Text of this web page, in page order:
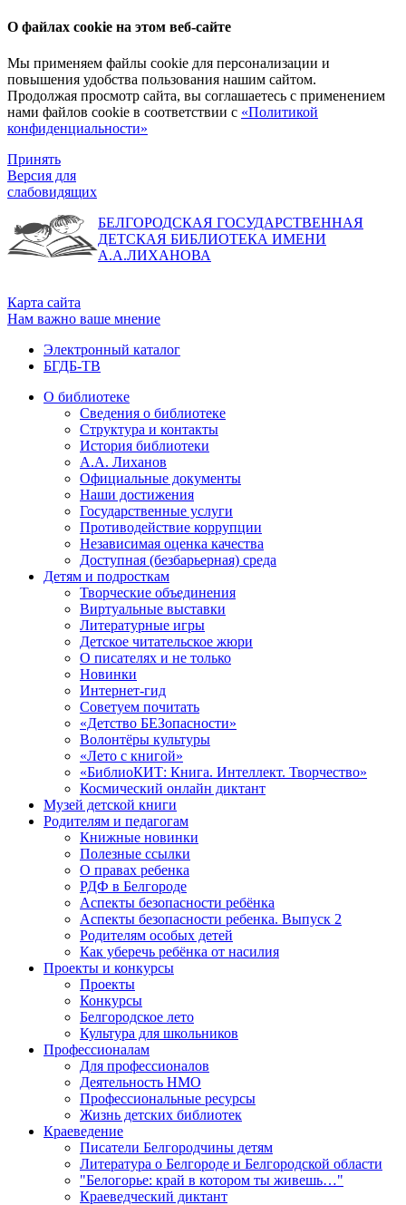
О файлах cookie на этом веб-сайте
Мы применяем файлы cookie для персонализации и
повышения удобства пользования нашим сайтом.
Продолжая просмотр сайта, вы соглашаетесь с применением
нами файлов cookie в соответствии с «Политикой
конфиденциальности»
Принять
Версия для
слабовидящих
БЕЛГОРОДСКАЯ ГОСУДАРСТВЕННАЯ
ДЕТСКАЯ БИБЛИОТЕКА ИМЕНИ
А.А.ЛИХАНОВА
Карта сайта
Нам важно ваше мнение
Электронный каталог
БГДБ-ТВ
О библиотеке
Сведения о библиотеке
Структура и контакты
История библиотеки
А.А. Лиханов
Официальные документы
Наши достижения
Государственные услуги
Противодействие коррупции
Независимая оценка качества
Доступная (безбарьерная) среда
Детям и подросткам
Творческие объединения
Виртуальные выставки
Литературные игры
Детское читательское жюри
О писателях и не только
Новинки
Интернет-гид
Советуем почитать
«Детство БЕЗопасности»
Волонтёры культуры
«Лето с книгой»
«БиблиоКИТ: Книга. Интеллект. Творчество»
Космический онлайн диктант
Музей детской книги
Родителям и педагогам
Книжные новинки
Полезные ссылки
О правах ребенка
РДФ в Белгороде
Аспекты безопасности ребёнка
Аспекты безопасности ребенка. Выпуск 2
Родителям особых детей
Как уберечь ребёнка от насилия
Проекты и конкурсы
Проекты
Конкурсы
Белгородское лето
Культура для школьников
Профессионалам
Для профессионалов
Деятельность НМО
Профессиональные ресурсы
Жизнь детских библиотек
Краеведение
Писатели Белгородчины детям
Литература о Белгороде и Белгородской области
"Белогорье: край в котором ты живешь…"
Краеведческий диктант